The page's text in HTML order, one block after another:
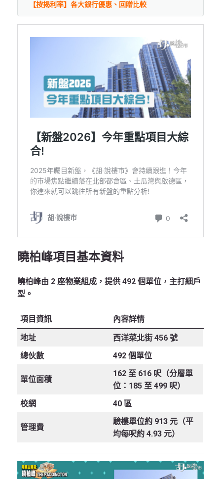
【按揭利率】各大銀行優惠、回贈比較
曉柏峰項目基本資料
曉柏峰由 2 座物業組成，提供 492 個單位，主打細戶
型。
項目資訊
內容詳情
地址
西洋菜北街 456 號
總伙數
492 個單位
單位面積
162 至 616 呎（分層單
位：185 至 499 呎）
校網
40 區
管理費
驗樓單位約 913 元（平
均每呎約 4.93 元）